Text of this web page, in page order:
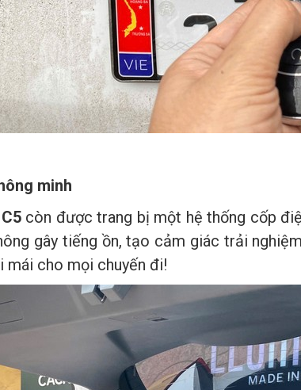
minh
còn được trang bị một hệ thống cốp
gây tiếng ồn, tạo cảm giác trải
cho mọi chuyến đi!